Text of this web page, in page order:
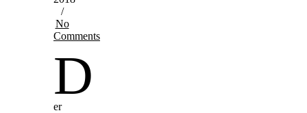
/
No
Comments
D
er